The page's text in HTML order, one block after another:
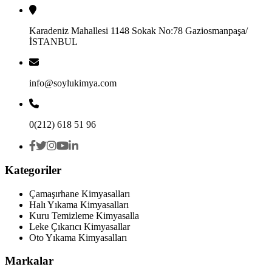
Karadeniz Mahallesi 1148 Sokak No:78 Gaziosmanpaşa/
İSTANBUL
info@soylukimya.com
0(212) 618 51 96
Kategoriler
Çamaşırhane Kimyasalları
Halı Yıkama Kimyasalları
Kuru Temizleme Kimyasalla
Leke Çıkarıcı Kimyasallar
Oto Yıkama Kimyasalları
Markalar